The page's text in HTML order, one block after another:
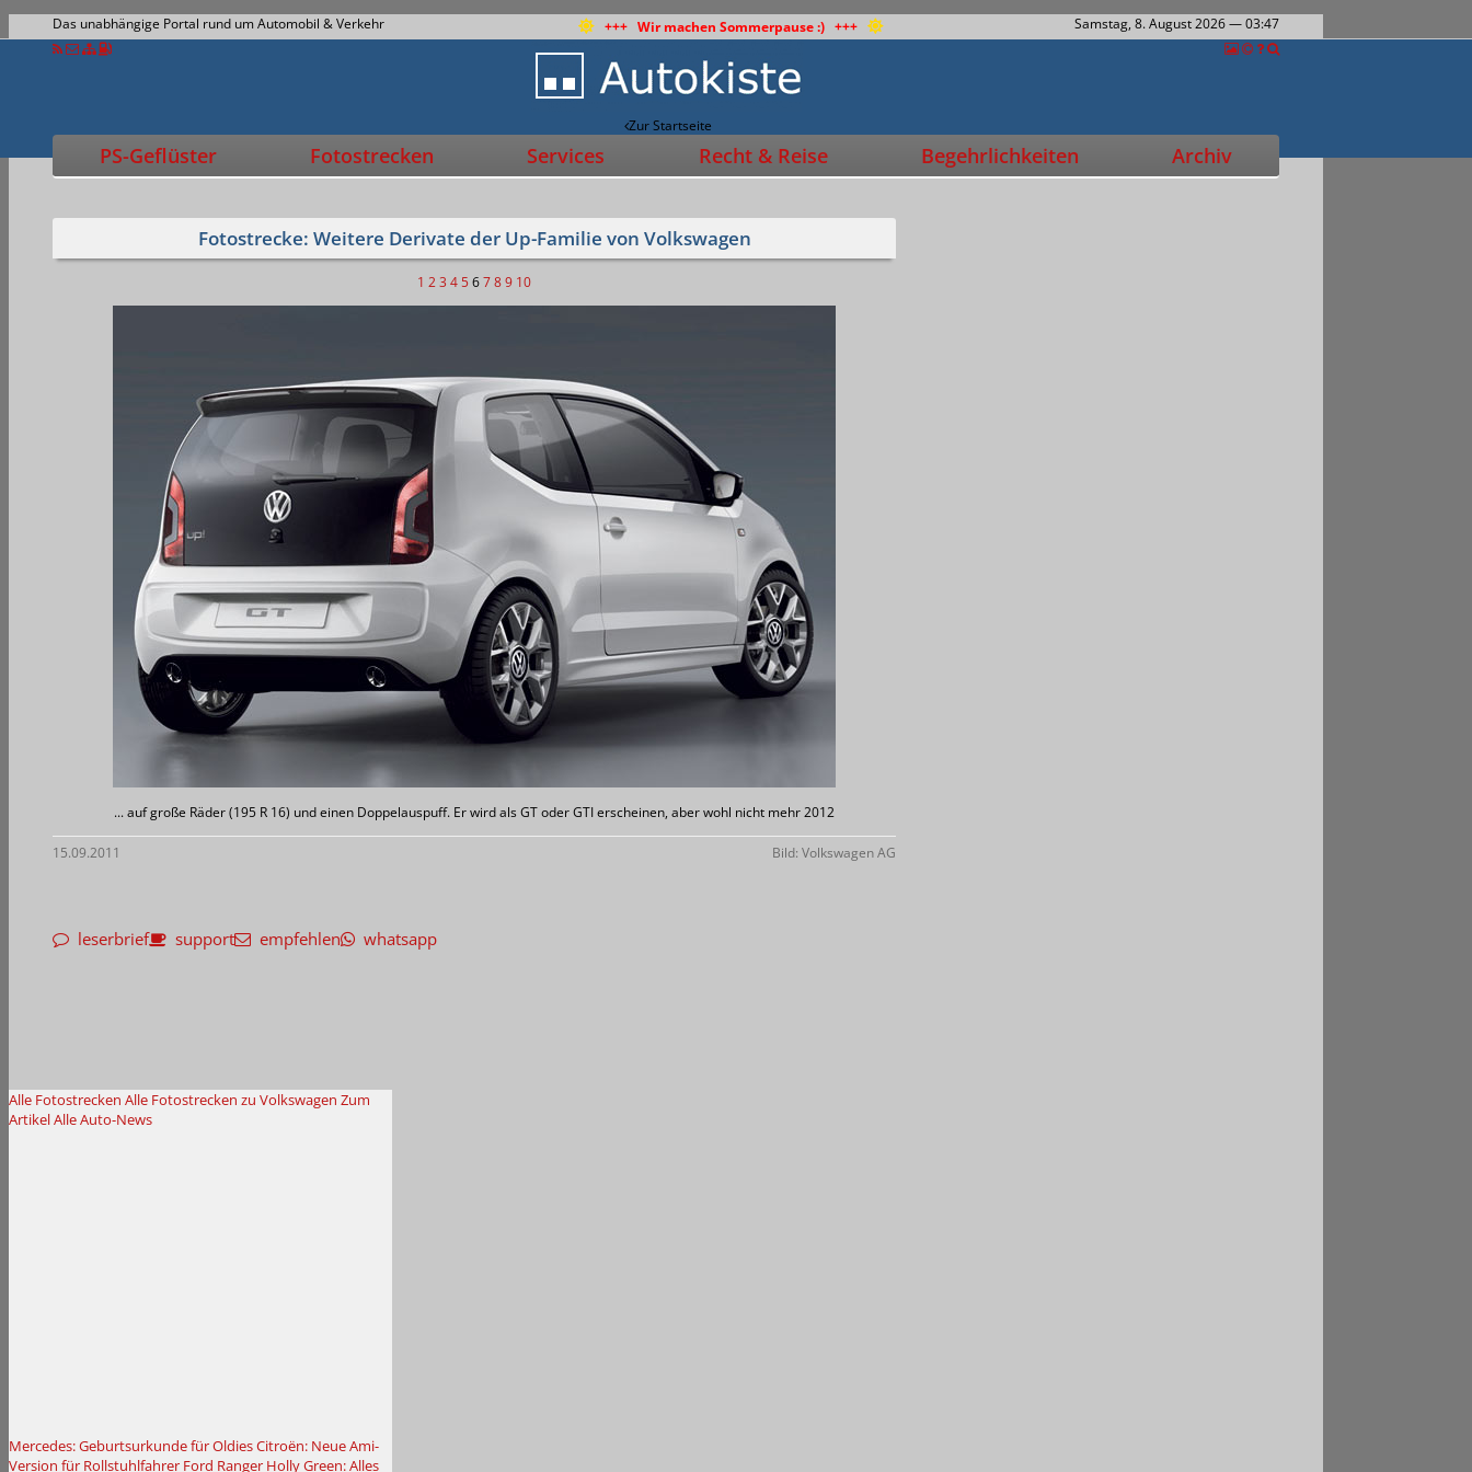
Das unabhängige Portal rund um Automobil & Verkehr +++ Wir machen Sommerpause :) +++ Samstag, 8. August 2026— 03:47
Zur Startseite
PS-Geflüster Fotostrecken Services Recht & Reise Begehrlichkeiten Archiv
Fotostrecke: Weitere Derivate der Up-Familie von Volkswagen
1 23 4 56789 10
... auf große Räder (195 R 16) und einen Doppelauspuff. Er wird als GT oder GTI erscheinen, aber wohl nicht mehr 2012
15.09.2011 Bild: Volkswagen AG
leserbrief support empfehlen whatsapp
Alle Fotostrecken Alle Fotostrecken zu Volkswagen Zum
ArtikelAlle Auto-News
Mercedes: Geburtsurkunde für OldiesCitroën: Neue Ami-
Version für Rollstuhlfahrer Ford Ranger Holly Green: Alles